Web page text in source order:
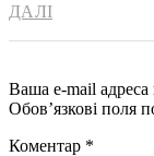
ДАЛІ
Ваша e-mail
Обов’язкові поля
Коментар *